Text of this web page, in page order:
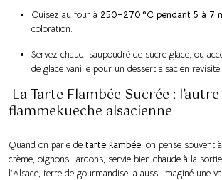
Cuisez au four à 250–270 °C pendant 5 à 7
coloration.
Servez chaud, saupoudré de sucre glace, ou
de glace vanille pour un dessert alsacien revisité.
La Tarte Flambée Sucrée :
flammekueche alsacienne
Quand on parle de tarte flambée, on pense souvent
crème, oignons, lardons, servie bien chaude à la
l’Alsace, terre de gourmandise, a aussi imaginé une